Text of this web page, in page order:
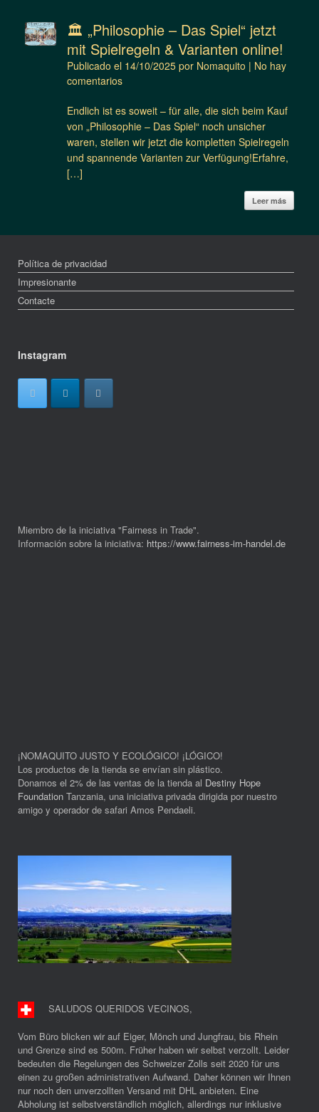
🏛️ „Philosophie – Das Spiel“ jetzt
mit Spielregeln & Varianten online!
Publicado el 14/10/2025 por Nomaquito | No hay
comentarios
Endlich ist es soweit – für alle, die sich beim Kauf
von „Philosophie – Das Spiel“ noch unsicher
waren, stellen wir jetzt die kompletten Spielregeln
und spannende Varianten zur Verfügung!Erfahre,
[…]
Leer más
Política de privacidad
Impresionante
Contacte
Instagram
Miembro de la iniciativa "Fairness in Trade".
Información sobre la iniciativa: https://www.fairness-im-handel.de
¡NOMAQUITO JUSTO Y ECOLÓGICO! ¡LÓGICO!
Los productos de la tienda se envían sin plástico.
Donamos el 2% de las ventas de la tienda al Destiny Hope
Foundation Tanzania, una iniciativa privada dirigida por nuestro
amigo y operador de safari Amos Pendaeli.
SALUDOS QUERIDOS VECINOS,
Vom Büro blicken wir auf Eiger, Mönch und Jungfrau, bis Rhein
und Grenze sind es 500m. Früher haben wir selbst verzollt. Leider
bedeuten die Regelungen des Schweizer Zolls seit 2020 für uns
einen zu großen administrativen Aufwand. Daher können wir Ihnen
nur noch den unverzollten Versand mit DHL anbieten. Eine
Abholung ist selbstverständlich möglich, allerdings nur inklusive